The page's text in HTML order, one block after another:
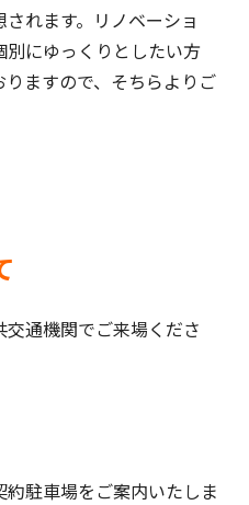
れます。リノベーショ
別にゆっくりとしたい方
りますので、そちらよりご
通機関でご来場くださ
駐車場をご案内いたしま